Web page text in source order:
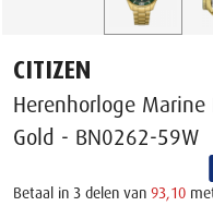
CITIZEN
Herenhorloge Marine
Gold - BN0262-59W
Betaal in 3 delen van 93,10